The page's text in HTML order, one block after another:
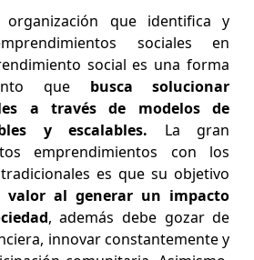
organización que identifica y
sociales en
social es una forma
que busca solucionar
a través de modelos de
y escalables. La gran
emprendimientos con los
es que su objetivo
valor al generar un impacto
, además debe gozar de
innovar constantemente y